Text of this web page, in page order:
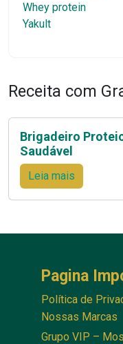
Whey protein
Yakult
Receita com
Brigadeiro
Saudável
Leia mais
Pagina
Política de
Nossas Marcas
Grupo VIP –